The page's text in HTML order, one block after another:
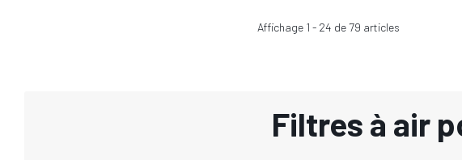
Affichage 1 - 24 de 79 articles
Filtres à air